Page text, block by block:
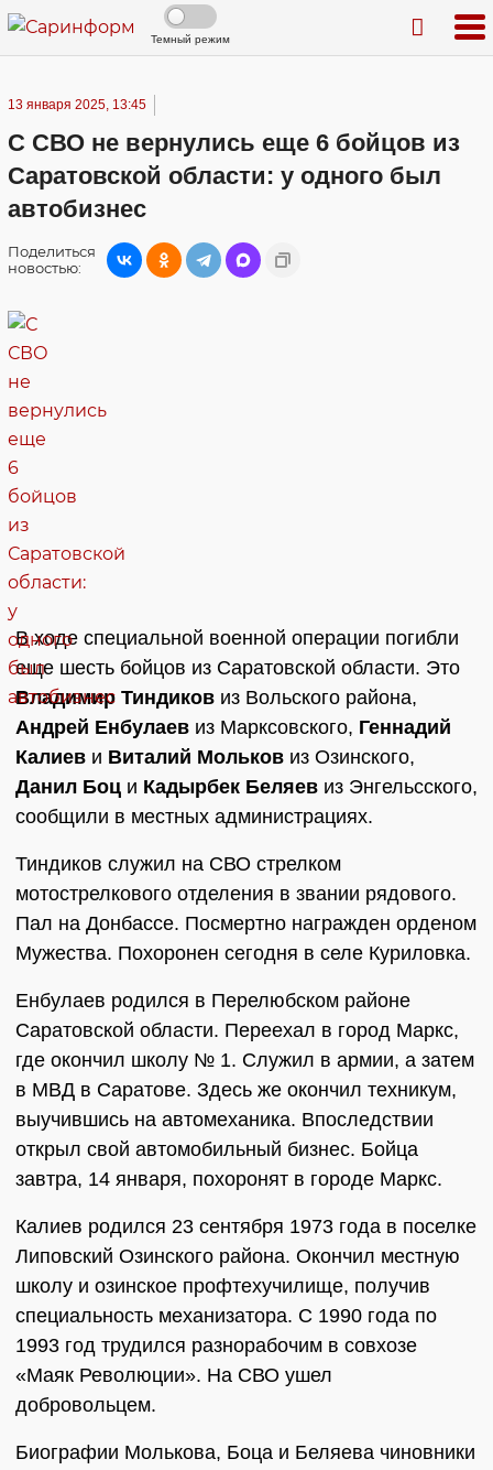
Темный режим
13 января 2025, 13:45
С СВО не вернулись еще 6 бойцов из
Саратовской области: у одного был
автобизнес
Поделиться
новостью:
В ходе специальной военной операции погибли
еще шесть бойцов из Саратовской области. Это
Владимир Тиндиков из Вольского района,
Андрей Енбулаев из Марксовского, Геннадий
Калиев и Виталий Мольков из Озинского,
Данил Боц и Кадырбек Беляев из Энгельсского,
сообщили в местных администрациях.
Тиндиков служил на СВО стрелком
мотострелкового отделения в звании рядового.
Пал на Донбассе. Посмертно награжден орденом
Мужества. Похоронен сегодня в селе Куриловка.
Енбулаев родился в Перелюбском районе
Саратовской области. Переехал в город Маркс,
где окончил школу № 1. Служил в армии, а затем
в МВД в Саратове. Здесь же окончил техникум,
выучившись на автомеханика. Впоследствии
открыл свой автомобильный бизнес. Бойца
завтра, 14 января, похоронят в городе Маркс.
Калиев родился 23 сентября 1973 года в поселке
Липовский Озинского района. Окончил местную
школу и озинское профтехучилище, получив
специальность механизатора. С 1990 года по
1993 год трудился разнорабочим в совхозе
«Маяк Революции». На СВО ушел
добровольцем.
Биографии Молькова, Боца и Беляева чиновники